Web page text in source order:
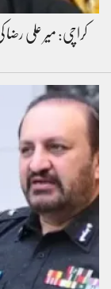
کراچی: میر علی رضا